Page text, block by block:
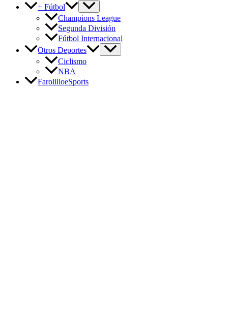
+ Fútbol
Champions League
Segunda División
Fútbol Internacional
Otros Deportes
Ciclismo
NBA
FarolilloeSports